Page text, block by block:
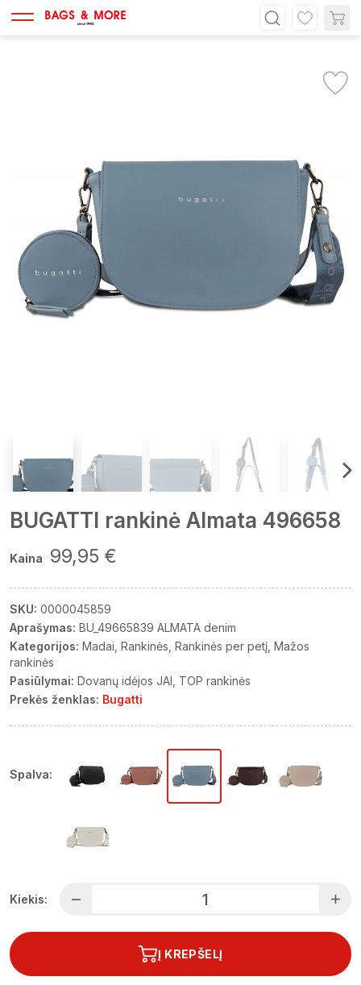
BUGATTI rankinė Almata 496658
Kaina 99,95 €
SKU: 0000045859
Aprašymas: BU_49665839 ALMATA denim
Kategorijos: Madai Rankinės Rankinės per petį Mažos
rankinės
Pasiūlymai: Dovanų idėjos JAI TOP rankinės
Prekės ženklas: Bugatti
Spalva:
Kiekis:
Į KREPŠELĮ